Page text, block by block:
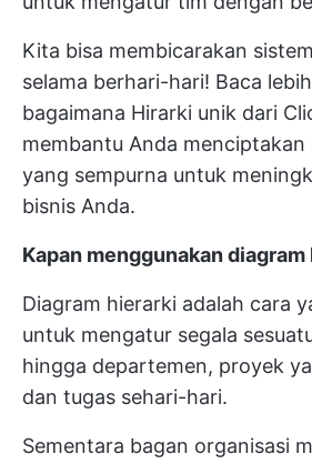
Kita bisa membicarakan
selama berhari-hari! Baca
bagaimana Hirarki unik dari
membantu Anda
yang sempurna untuk
bisnis Anda.
Kapan menggunakan
Diagram hierarki adalah cara
untuk mengatur segala
hingga departemen, proyek
dan tugas sehari-hari.
Sementara bagan organisasi